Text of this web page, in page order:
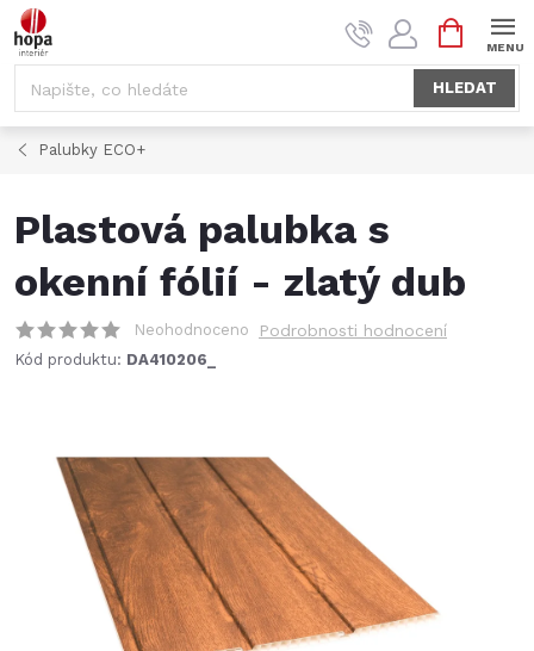
Přejít
na
HLEDAT
NÁKUPNÍ
KOŠÍK
Palubky ECO+
Plastová palubka s
okenní fólií - zlatý dub
Neohodnoceno Podrobnosti hodnocení
Kód produktu: DA410206_